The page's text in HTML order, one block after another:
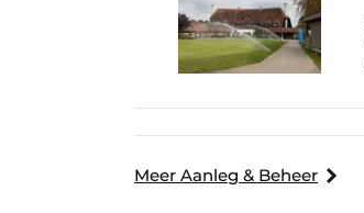
Meer Aanleg & Beheer